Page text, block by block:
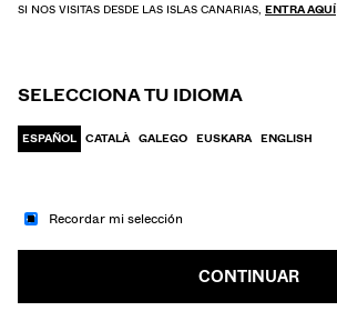
HOMBRE
SI NOS VISITAS DESDE LAS ISLAS CANARIAS, ENTRA AQUÍ
SELECCIONA TU IDIOMA
ESPAÑOL CATALÀ GALEGO EUSKARA ENGLISH
Recordar mi selección
CONTINUAR